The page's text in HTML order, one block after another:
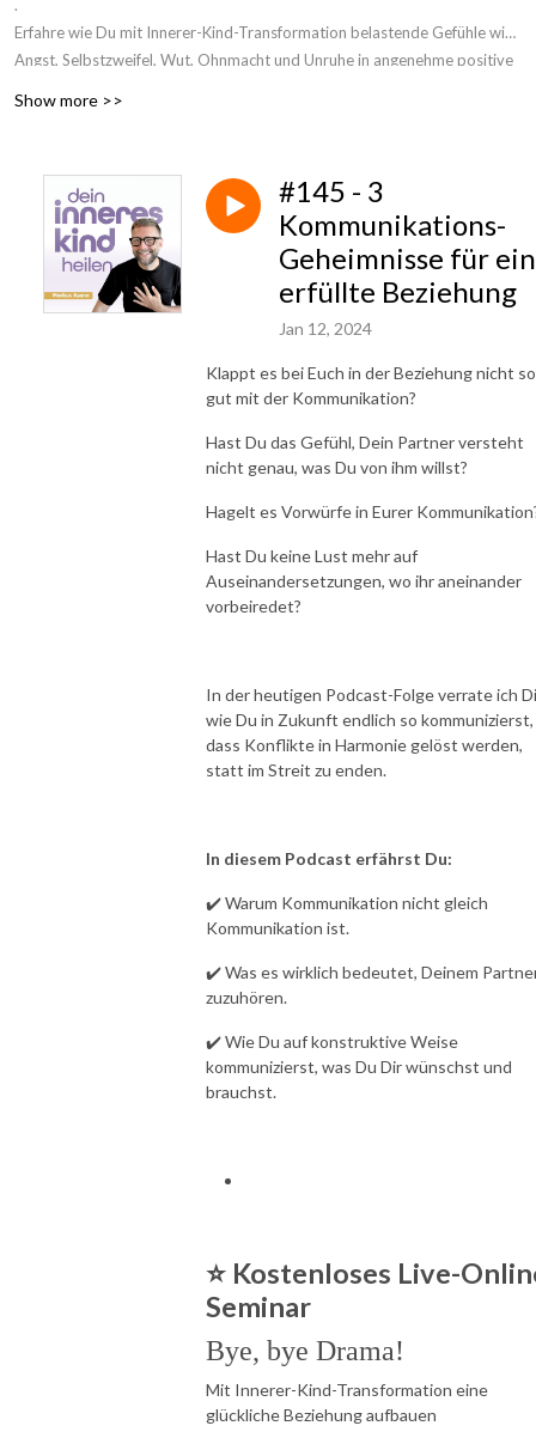
.
Erfahre wie Du mit Innerer-Kind-Transformation belastende Gefühle wie
Angst, Selbstzweifel, Wut, Ohnmacht und Unruhe in angenehme positive
für ein erfülltes und freies Leben.
Aufgrund der langen Erfahrung und tiefen Einblicke in unzähligen
Lebenssituationen entwickelte er die hochwirksame und alltagstaugliche
In jeder Folge des Podcasts bekommst Du wertvolle Tipps und
ein erfülltes und glückliches Leben erschaffst.
Dann sei bei der neuen Masterclass DEIN INNERES KIND HEILEN dabei.
Es ist DAS Highlight zum Thema Inneres Kind im deutschsprachigen Raum
Hier kannst Du Dir Deinen Platz sichern 👉 https://deininnereskind.de/
Show more >>
#145 - 3
Kommunikations-
Geheimnisse für
erfüllte Beziehung
Jan 12, 2024
Klappt es bei Euch in der Beziehung nicht so
gut mit der Kommunikation?
Hast Du das Gefühl, Dein Partner versteht
nicht genau, was Du von ihm willst?
Hagelt es Vorwürfe in Eurer
Hast Du keine Lust mehr auf
Auseinandersetzungen, wo ihr aneinander
vorbeiredet?
In der heutigen Podcast-Folge verrate ich
wie Du in Zukunft endlich so kommunizierst,
dass Konflikte in Harmonie gelöst werden,
statt im Streit zu enden.
In diesem Podcast erfährst Du:
✔️ Warum Kommunikation nicht gleich
Kommunikation ist.
✔️ Was es wirklich bedeutet, Deinem
zuzuhören.
✔️ Wie Du auf konstruktive Weise
kommunizierst, was Du Dir wünschst und
brauchst.
⭐ Kostenloses Live-
Seminar
Bye, bye Drama!
Mit Innerer-Kind-Transformation eine
glücklicheBeziehung aufbauen